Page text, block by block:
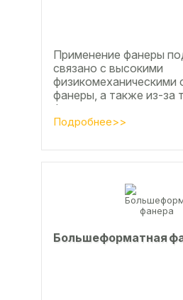
Применение фанеры
связано с высокими
физикомеханическими
фанеры, а также из-за
фанера позволяет
достаточно большие
Подробнее>>
Большеформатная